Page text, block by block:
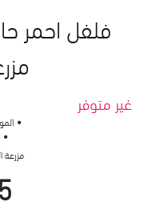
غير متوفر
فلفل احمر
مزرعة